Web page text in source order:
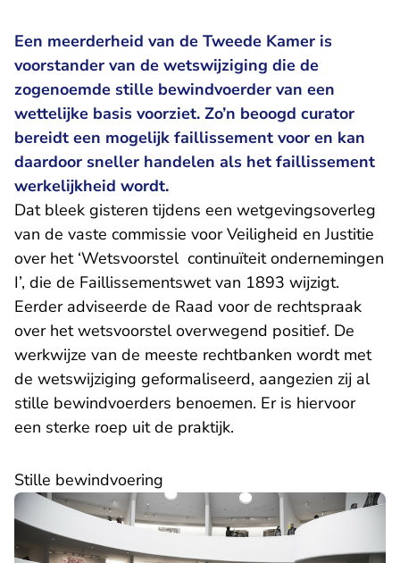
Een meerderheid van de Tweede Kamer is
voorstander van de wetswijziging die de
zogenoemde stille bewindvoerder van een
wettelijke basis voorziet. Zo’n beoogd curator
bereidt een mogelijk faillissement voor en kan
daardoor sneller handelen als het faillissement
werkelijkheid wordt.
Dat bleek gisteren tijdens een wetgevingsoverleg
van de vaste commissie voor Veiligheid en Justitie
over het ‘Wetsvoorstel continuïteit ondernemingen
I’, die de Faillissementswet van 1893 wijzigt.
Eerder adviseerde de Raad voor de rechtspraak
over het wetsvoorstel overwegend positief. De
werkwijze van de meeste rechtbanken wordt met
de wetswijziging geformaliseerd, aangezien zij al
stille bewindvoerders benoemen. Er is hiervoor
een sterke roep uit de praktijk.
Stille bewindvoering